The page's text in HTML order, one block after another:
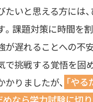
たいと思える方には
。課題対策に時間を
が遅れることへの不
で挑戦する覚悟を固
かりましたが、 「や